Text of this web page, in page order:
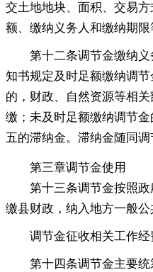
交土地地块、面积、交易
额、缴纳义务人和缴纳期限
第十二条调节金缴纳义
知书规定及时足额缴纳调节
的，财政、自然资源等相
缴 ； 未及时足额缴纳调节
五的滞纳金。 滞纳金随同调
第三章调节金使用
第十三条调节金按照政
缴县财政，纳入地方一般
调节金征收相关工作经
第十四条调节金主要统